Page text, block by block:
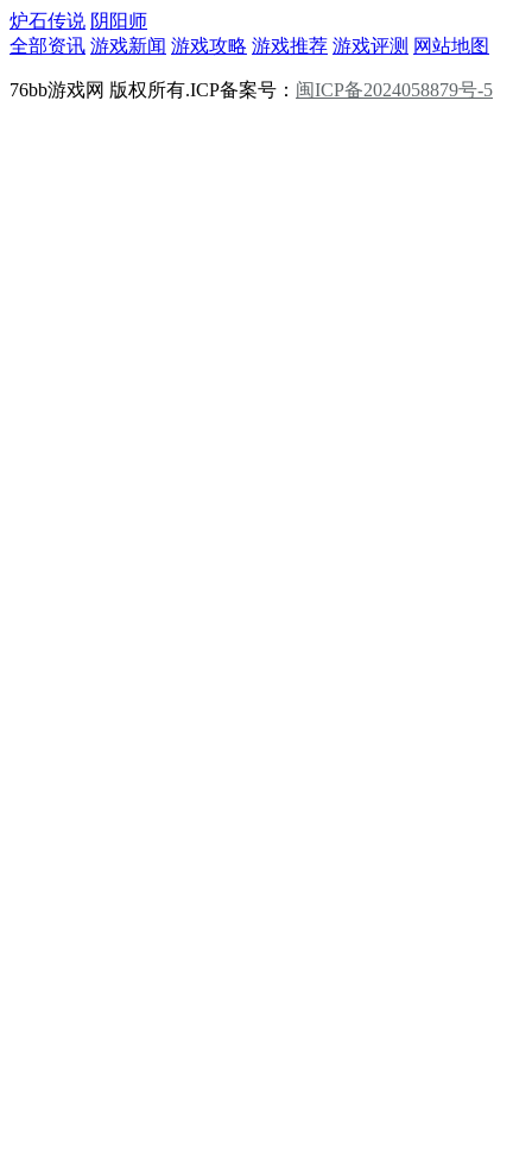
炉石传说 阴阳师
全部资讯 游戏新闻 游戏攻略 游戏推荐 游戏评测 网站地图
76bb游戏网 版权所有.ICP备案号： 闽ICP备2024058879号-5